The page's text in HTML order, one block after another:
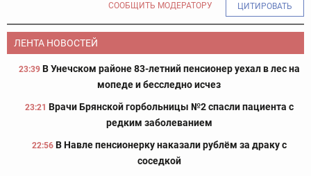
СООБЩИТЬ МОДЕРАТОРУ ЦИТИРОВАТЬ
ЛЕНТА НОВОСТЕЙ
23:39 В Унечском районе 83-летний пенсионер уехал в лес на
мопеде и бесследно исчез
23:21 Врачи Брянской горбольницы №2 спасли пациента с
редким заболеванием
22:56 В Навле пенсионерку наказали рублём за драку с
соседкой